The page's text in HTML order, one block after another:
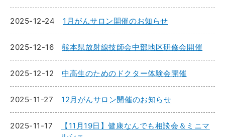
2025-12-24 1月がんサロン開催のお知らせ
2025-12-16 熊本県放射線技師会中部地区研修会開催
2025-12-12 中高生のためのドクター体験会開催
2025-11-27 12月がんサロン開催のお知らせ
2025-11-17
【11月19日】健康なんでも相談会＆ミニマ